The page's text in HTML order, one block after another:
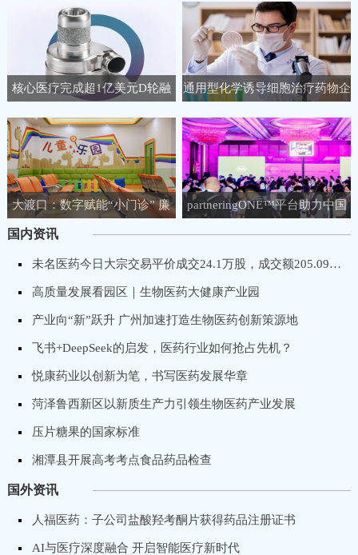
核心医疗完成超1亿美元D轮融
资，聚焦人工心脏领域
通用型化学诱导细胞治疗药物企
业睿健医药完成B+轮融资
大渡口：数字赋能“小门诊” 廉
洁守护“大健康”
partneringONE™平台助力中国
市场！
国内资讯
未名医药今日大宗交易平价成交24.1万股，成交额205.09万元
高质量发展看园区｜生物医药大健康产业园
产业向“新”跃升 广州加速打造生物医药创新策源地
飞书+DeepSeek的启发，医药行业如何抢占先机？
悦康药业以创新为笔，书写医药发展华章
菏泽鲁西新区以新质生产力引领生物医药产业发展
压片糖果的国家标准
湘潭县开展高考考点食品药品检查
国外资讯
人福医药：子公司盐酸羟考酮片获得药品注册证书
AI与医疗深度融合 开启智能医疗新时代